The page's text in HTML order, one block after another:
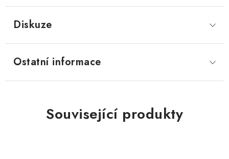
Diskuze
Ostatní informace
Související produkty